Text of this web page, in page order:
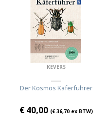
KEVERS
Der Kosmos Kaferfuhrer
€40,00 (€36,70ex BTW)